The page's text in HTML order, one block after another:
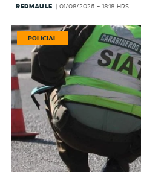
REDMAULE 01/08/2026 - 18:18 HRS
POLICIAL